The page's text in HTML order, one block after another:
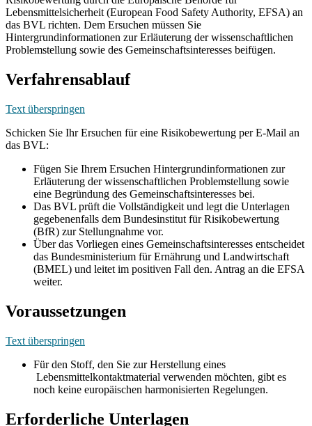
Lebensmittelsicherheit (European Food Safety Authority, EFSA) an
das BVL richten. Dem Ersuchen müssen Sie
Hintergrundinformationen zur Erläuterung der wissenschaftlichen
Problemstellung sowie des Gemeinschaftsinteresses beifügen.
Verfahrensablauf
Text überspringen
Schicken Sie Ihr Ersuchen für eine Risikobewertung per E-Mail an
das BVL:
Fügen Sie Ihrem Ersuchen Hintergrundinformationen zur
Erläuterung der wissenschaftlichen Problemstellung sowie
eine Begründung des Gemeinschaftsinteresses bei.
Das BVL prüft die Vollständigkeit und legt die Unterlagen
gegebenenfalls dem Bundesinstitut für Risikobewertung
(BfR) zur Stellungnahme vor.
Über das Vorliegen eines Gemeinschaftsinteresses entscheidet
das Bundesministerium für Ernährung und Landwirtschaft
(BMEL) und leitet im positiven Fall den. Antrag an die EFSA
weiter.
Voraussetzungen
Text überspringen
Für den Stoff, den Sie zur Herstellung eines
Lebensmittelkontaktmaterial verwenden möchten, gibt es
noch keine europäischen harmonisierten Regelungen.
Erforderliche Unterlagen